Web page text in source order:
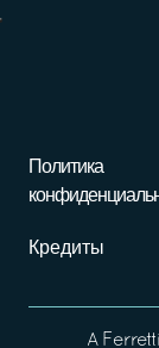
Политика
Кредиты
A